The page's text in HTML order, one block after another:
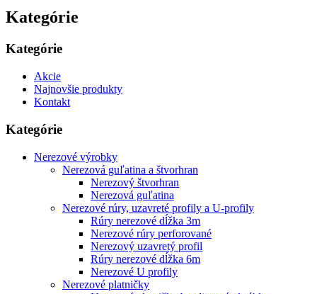
Kategórie
Kategórie
Akcie
Najnovšie produkty
Kontakt
Kategórie
Nerezové výrobky
Nerezová guľatina a štvorhran
Nerezový štvorhran
Nerezová guľatina
Nerezové rúry, uzavreté profily a U-profily
Rúry nerezové dĺžka 3m
Nerezové rúry perforované
Nerezový uzavretý profil
Rúry nerezové dĺžka 6m
Nerezové U profily
Nerezové platničky